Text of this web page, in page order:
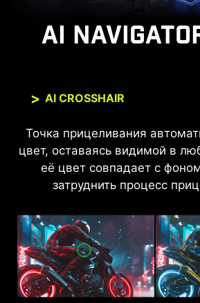
AI
AI CROSSHAIR
Точка прицеливания
цвет, оставаясь видимой в
её цвет совпадает с
затруднить процесс
Новая технология AI
раскрывает детали в тёмных
повышает общую яркость и
цветов, добавляя яркости
AI VISION OFF AI